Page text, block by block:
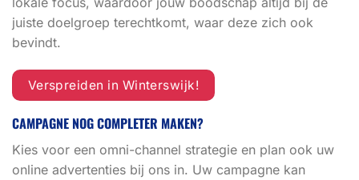
juiste doelgroep terechtkomt, waar deze zich ook
bevindt.
Verspreiden in Winterswijk!
CAMPAGNE NOG COMPLETER MAKEN?
Kies voor een omni-channel strategie en plan ook uw
online advertenties bij ons in. Uw campagne kan